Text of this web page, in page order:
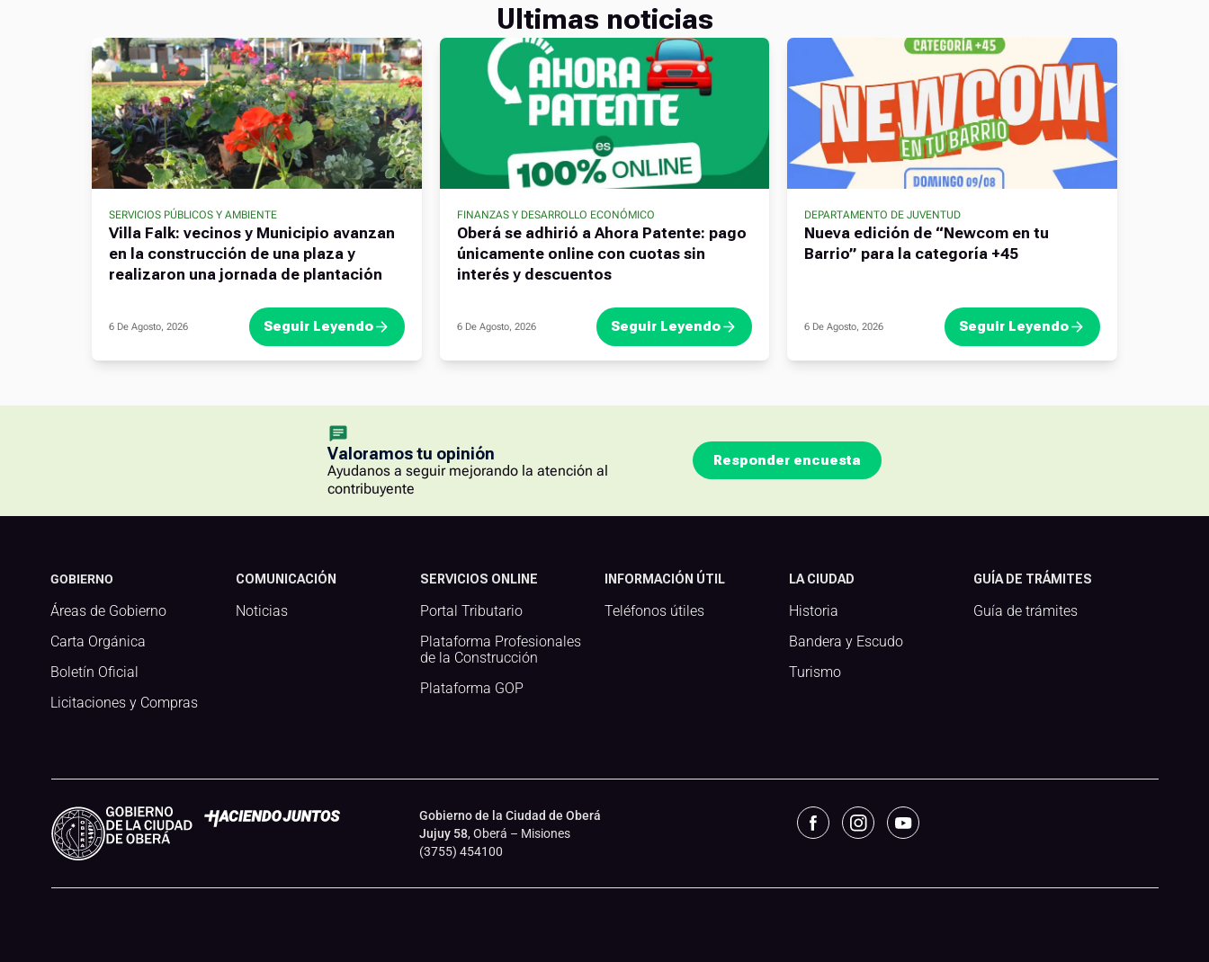
Ultimas noticias
SERVICIOS PÚBLICOS Y AMBIENTE
Villa Falk: vecinos y Municipio avanzan
en la construcción de una plaza y
realizaron una jornada de plantación
6 De Agosto, 2026 Seguir Leyendo
FINANZAS Y DESARROLLO ECONÓMICO
Oberá se adhirió a Ahora Patente: pago
únicamente online con cuotas sin
interés y descuentos
6 De Agosto, 2026 Seguir Leyendo
DEPARTAMENTO DE JUVENTUD
Nueva edición de “Newcom en tu
Barrio” para la categoría +45
6 De Agosto, 2026 Seguir Leyendo
Valoramos tu opinión
Ayudanos a seguir mejorando la atención al
contribuyente
Responder encuesta
GOBIERNO
Áreas de Gobierno
Carta Orgánica
Boletín Oficial
Licitaciones y Compras
COMUNICACIÓN
Noticias
SERVICIOS ONLINE
Portal Tributario
Plataforma Profesionales
de la Construcción
Plataforma GOP
INFORMACIÓN ÚTIL
Teléfonos útiles
LA CIUDAD
Historia
Bandera y Escudo
Turismo
GUÍA DE TRÁMITES
Guía de trámites
Gobierno de la Ciudad de Oberá
Jujuy 58, Oberá – Misiones
(3755) 454100